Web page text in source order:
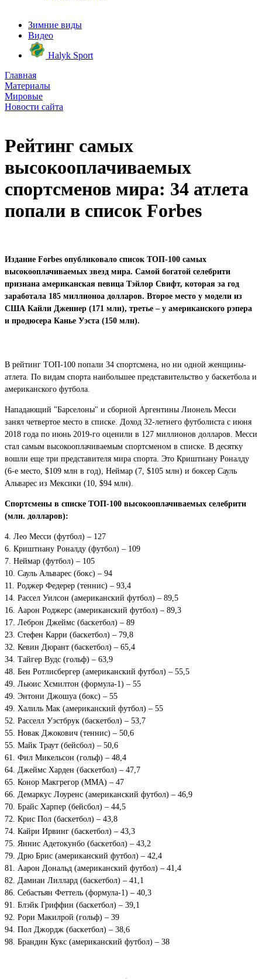
Зимние виды
Видео
Halyk Sport
Главная
Материалы
Мировые
Новости сайта
Рейтинг самых
высокооплачиваемых
спортсменов мира: 34 атлета
попали в список Forbes
Издание Forbes опубликовало список ТОП-100 самых
высокооплачиваемых звезд мира. Самой богатой селебрити
признана американская певица Тэйлор Свифт, которая за год
заработала 185 миллионоа долларов. Второе место у модели из
США Кайли Дженнер (171 млн), третье – у американского рэпера
и продюсера Канье Уэста (150 млн).
В рейтинг ТОП-100 попали 34 спортсмена, но ни одной женщины-
атлета. По видам спорта наибольшее представительство у баскетбола и
американского футбола.
Нападающий "Барселоны" и сборной Аргентины Лионель Месси
занял четвертое место в списке. Доход 32-летнего футболиста с июня
2018 года по июнь 2019-го оценили в 127 миллионов долларов. Месси
стал самым высокооплачиваемым спортсменом в списке. В десятку
вошли еще три представителя мира спорта. Это Криштиану Роналду
(6-е место, $109 млн в год), Неймар (7, $105 млн) и боксер Сауль
Альварес из Мексики (10, $94 млн).
Спортсмены в списке ТОП-100 высокооплачиваемых селебрити
(млн. долларов):
4. Лео Месси (футбол) – 127
6. Криштиану Роналду (футбол) – 109
7. Неймар (футбол) – 105
10. Сауль Альварес (бокс) – 94
11. Роджер Федерер (теннис) – 93,4
14. Рассел Уилсон (американский футбол) – 89,5
16. Аарон Роджерс (американский футбол) – 89,3
17. Леброн Джеймс (баскетбол) – 89
23. Стефен Карри (баскетбол) – 79,8
32. Кевин Дюрант (баскетбол) – 65,4
34. Тайгер Вудс (гольф) – 63,9
48. Бен Ротлисбергер (американский футбол) – 55,5
49. Льюис Хємилтон (формула-1) – 55
49. Энтони Джошуа (бокс) – 55
49. Халиль Мак (американский футбол) – 55
52. Расселл Уэстбрук (баскетбол) – 53,7
55. Новак Джокович (теннис) – 50,6
55. Майк Траут (бейсбол) – 50,6
61. Фил Микельсон (гольф) – 48,4
64. Джеймс Харден (баскетбол) – 47,7
65. Конор Макгрегор (ММА) – 47
66. Демаркус Лоуренс (американский футбол) – 46,9
70. Брайс Харпер (бейсбол) – 44,5
72. Крис Пол (баскетбол) – 43,8
74. Кайри Ирвинг (баскетбол) – 43,3
75. Яннис Адетокунбо (баскетбол) – 43,2
79. Дрю Брис (американский футбол) – 42,4
81. Аарон Дональд (американский футбол) – 41,4
82. Дамиан Лиллард (баскетбол) – 41,1
86. Себастьян Феттель (формула-1) – 40,3
91. Блэйк Гриффин (баскетбол) – 39,1
92. Рори Макилрой (гольф) – 39
94. Пол Джордж (баскетбол) – 38,6
98. Брандин Кукс (американский футбол) – 38